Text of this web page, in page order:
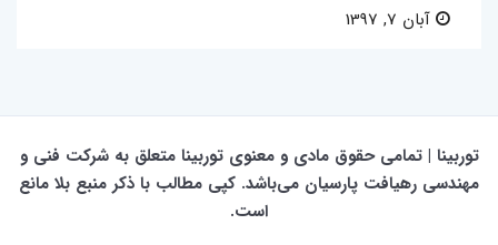
آبان 7, 1397
توربینا | تمامی حقوق مادی و معنوی توربینا متعلق به شرکت فنی و
مهندسی رهیافت پارسیان می‌باشد. کپی مطالب با ذکر منبع بلا مانع
است.